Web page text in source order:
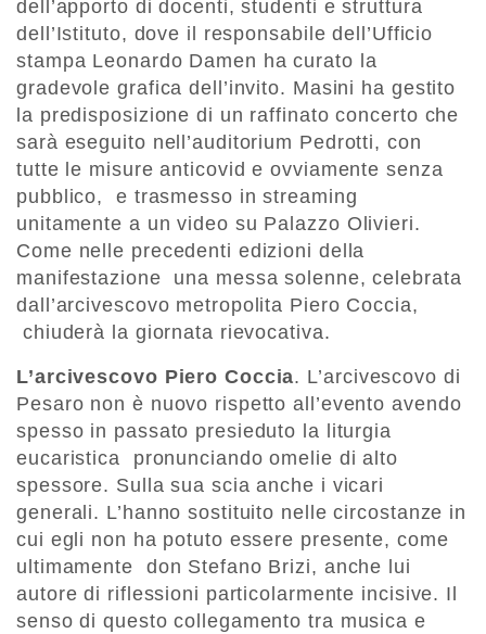
dell’apporto di docenti, studenti e struttura
dell’Istituto, dove il responsabile dell’Ufficio
stampa Leonardo Damen ha curato la
gradevole grafica dell’invito. Masini ha gestito
la predisposizione di un raffinato concerto che
sarà eseguito nell’auditorium Pedrotti, con
tutte le misure anticovid e ovviamente senza
pubblico, e trasmesso in streaming
unitamente a un video su Palazzo Olivieri.
Come nelle precedenti edizioni della
manifestazione una messa solenne, celebrata
dall’arcivescovo metropolita Piero Coccia,
chiuderà la giornata rievocativa.
L’arcivescovo Piero Coccia. L’arcivescovo di
Pesaro non è nuovo rispetto all’evento avendo
spesso in passato presieduto la liturgia
eucaristica pronunciando omelie di alto
spessore. Sulla sua scia anche i vicari
generali. L’hanno sostituito nelle circostanze in
cui egli non ha potuto essere presente, come
ultimamente don Stefano Brizi, anche lui
autore di riflessioni particolarmente incisive. Il
senso di questo collegamento tra musica e